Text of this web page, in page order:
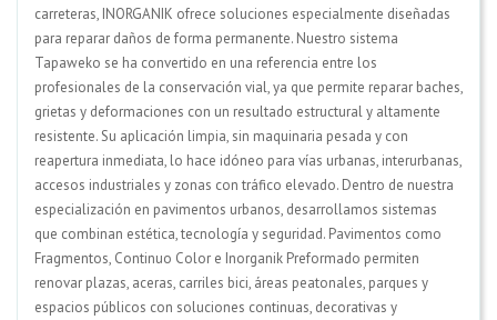
carreteras, INORGANIK ofrece soluciones especialmente diseñadas
para reparar daños de forma permanente. Nuestro sistema
Tapaweko se ha convertido en una referencia entre los
profesionales de la conservación vial, ya que permite reparar baches,
grietas y deformaciones con un resultado estructural y altamente
resistente. Su aplicación limpia, sin maquinaria pesada y con
reapertura inmediata, lo hace idóneo para vías urbanas, interurbanas,
accesos industriales y zonas con tráfico elevado. Dentro de nuestra
especialización en pavimentos urbanos, desarrollamos sistemas
que combinan estética, tecnología y seguridad. Pavimentos como
Fragmentos, Continuo Color e Inorganik Preformado permiten
renovar plazas, aceras, carriles bici, áreas peatonales, parques y
espacios públicos con soluciones continuas, decorativas y